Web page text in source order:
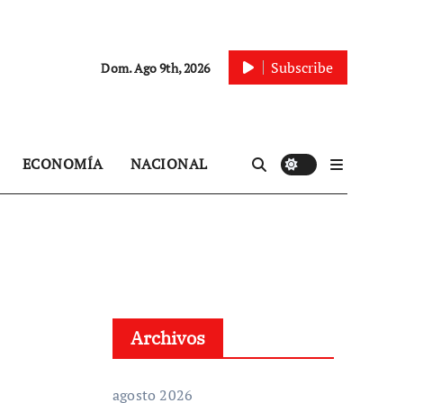
Dom. Ago 9th, 2026 Subscribe
ECONOMÍA NACIONAL
Archivos
agosto 2026